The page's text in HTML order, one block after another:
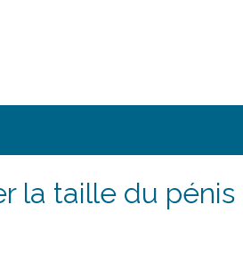
la taille du pénis